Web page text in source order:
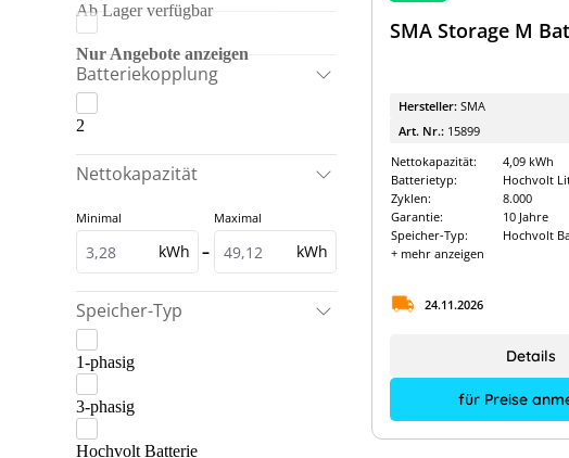
E3/DC
EcoFlow
Energizer
Fronius
Kostal
LG Energy Solution
Pylontech
SolarEdge
Sungrow
BYD & SMA
BYD & Solis
BYD & Sungrow
Dyness Speicherpakete
Fronius Speicherpakete
GoodWe & Dyness
GoodWe & LG Energy Solution
Kostal & Dyness
Ab Lager verfügbar
Nur Angebote anzeigen
Batteriekopplung
2
Nettokapazität
Minimal
kWh –
Maximal
kWh
Speicher-Typ
1-phasig
3-phasig
Hochvolt Batterie
SMA Storage M
Hersteller: SMA
Art. Nr.: 15899
Nettokapazität:
4,09 kWh
Batterietyp:
Hochvolt
Zyklen:
8.000
Garantie:
10 Jahre
Speicher-Typ:
Hochvolt
+ mehr anzeigen
24.11.2026
für Preise
Details